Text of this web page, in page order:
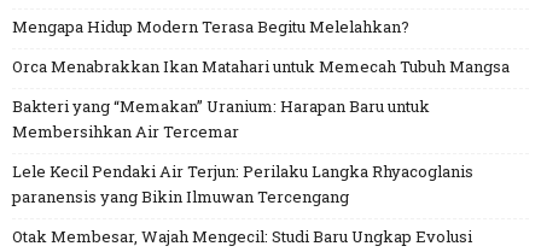
Mengapa Hidup Modern Terasa Begitu Melelahkan?
Orca Menabrakkan Ikan Matahari untuk Memecah Tubuh Mangsa
Bakteri yang “Memakan” Uranium: Harapan Baru untuk
Membersihkan Air Tercemar
Lele Kecil Pendaki Air Terjun: Perilaku Langka Rhyacoglanis
paranensis yang Bikin Ilmuwan Tercengang
Otak Membesar, Wajah Mengecil: Studi Baru Ungkap Evolusi